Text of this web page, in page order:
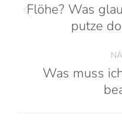
Flöhe? Was
putze
Was muss